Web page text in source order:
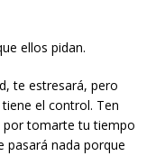
ellos pidan.
te estresará, pero
el control. Ten
por tomarte tu tiempo
pasará nada porque